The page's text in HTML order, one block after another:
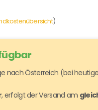
)
nach Österreich (bei
, erfolgt der Versand am